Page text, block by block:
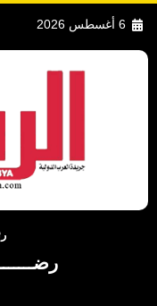
6 أغسطس 2026